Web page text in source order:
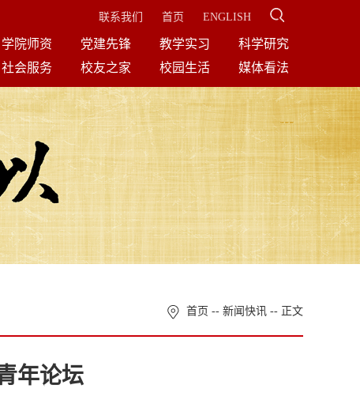
联系我们 首页 ENGLISH
学院师资 党建先锋 教学实习
科学研究
社会服务 校友之家 校园生活 媒体看法
首页 -- 新闻快讯 -- 正文
年论坛